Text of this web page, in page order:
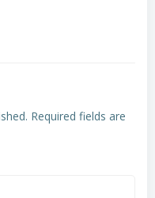
Required fields are